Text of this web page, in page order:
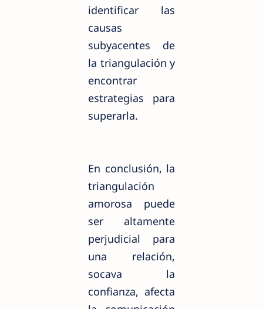
identificar las
causas
subyacentes de
la triangulación y
encontrar
estrategias para
superarla.
En conclusión, la
triangulación
amorosa puede
ser altamente
perjudicial para
una relación,
socava la
confianza, afecta